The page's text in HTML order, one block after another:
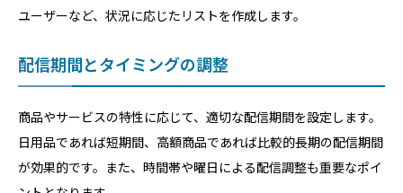
ユーザーなど、状況に応じたリストを作成します。
配信期間とタイミングの調整
商品やサービスの特性に応じて、適切な配信期間を設定します。
日用品であれば短期間、高額商品であれば比較的長期の配信期間
が効果的です。また、時間帯や曜日による配信調整も重要なポイ